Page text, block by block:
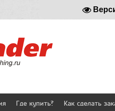
Где купить? Как сделать